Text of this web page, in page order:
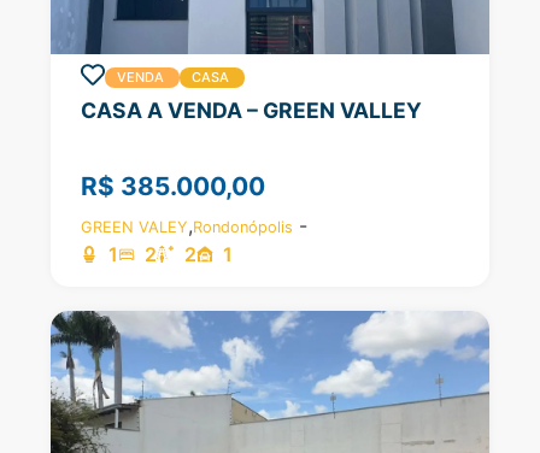
VENDA CASA
CASA A VENDA – GREEN VALLEY
R$ 385.000,00
GREEN VALEY,Rondonópolis -
1
2 2 1